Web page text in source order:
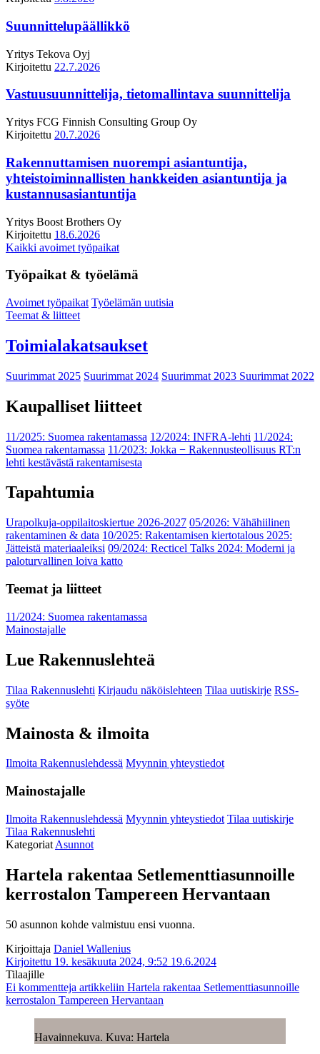
Suunnittelupäällikkö
Yritys Tekova Oyj
Kirjoitettu 22.7.2026
Vastuusuunnittelija, tietomallintava suunnittelija
Yritys FCG Finnish Consulting Group Oy
Kirjoitettu 20.7.2026
Rakennuttamisen nuorempi asiantuntija,
yhteistoiminnallisten hankkeiden asiantuntija ja
kustannusasiantuntija
Yritys Boost Brothers Oy
Kirjoitettu 18.6.2026
Kaikki avoimet työpaikat
Työpaikat & työelämä
Avoimet työpaikat Työelämän uutisia
Teemat & liitteet
Toimialakatsaukset
Suurimmat 2025 Suurimmat 2024 Suurimmat 2023 Suurimmat 2022
Kaupalliset liitteet
11/2025: Suomea rakentamassa 12/2024: INFRA-lehti 11/2024:
Suomea rakentamassa 11/2023: Jokka − Rakennusteollisuus RT:n
lehti kestävästä rakentamisesta
Tapahtumia
Urapolkuja-oppilaitoskiertue 2026-2027 05/2026: Vähähiilinen
rakentaminen & data 10/2025: Rakentamisen kiertotalous 2025:
Jätteistä materiaaleiksi 09/2024: Recticel Talks 2024: Moderni ja
paloturvallinen loiva katto
Teemat ja liitteet
11/2024: Suomea rakentamassa
Mainostajalle
Lue Rakennuslehteä
Tilaa Rakennuslehti Kirjaudu näköislehteen Tilaa uutiskirje RSS-
syöte
Mainosta & ilmoita
Ilmoita Rakennuslehdessä Myynnin yhteystiedot
Mainostajalle
Ilmoita Rakennuslehdessä Myynnin yhteystiedot Tilaa uutiskirje
Tilaa Rakennuslehti
Kategoriat Asunnot
Hartela rakentaa Setlementtiasunnoille
kerrostalon Tampereen Hervantaan
50 asunnon kohde valmistuu ensi vuonna.
Kirjoittaja Daniel Wallenius
Kirjoitettu 19. kesäkuuta 2024, 9:52 19.6.2024
Tilaajille
Ei kommentteja artikkeliin Hartela rakentaa Setlementtiasunnoille
kerrostalon Tampereen Hervantaan
Havainnekuva. Kuva: Hartela